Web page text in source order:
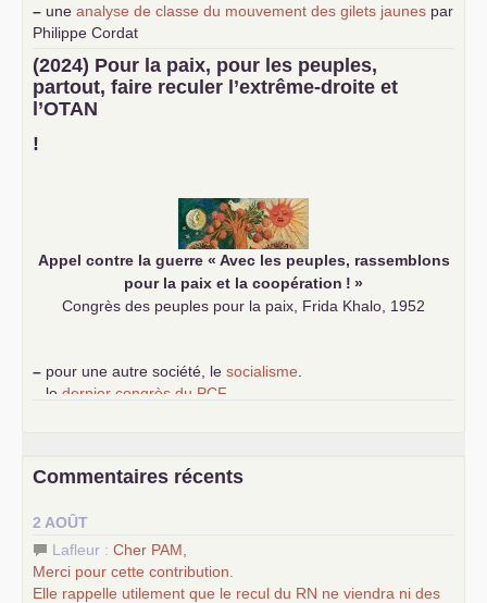
– une analyse de classe du mouvement des gilets jaunes par
Philippe Cordat
–
un texte de Jean-Claude Delaunay
le marxisme est la
science sociale de notre temps
–un appel proposé aux partis communistes et ouvrier
d’Europe
–
(2024) Pour la paix, pour les peuples,
partout, faire reculer l’extrême-droite et
l’OTAN
!
Appel contre la guerre « Avec les peuples, rassemblons
pour la paix et la coopération ! »
Congrès des peuples pour la paix, Frida Khalo, 1952
– pour une autre société, le socialisme
le dernier congrès du PCF
science sociale de notre temps
d’Europe
–lescinq chantiers pour contribuer au débat sur le projet
communiste
Commentaires récents
2 AOÛT
Lafleur : Cher PAM
Merci pour cette contribution.
Elle rappelle utilement que le recul du RN ne viendra ni des